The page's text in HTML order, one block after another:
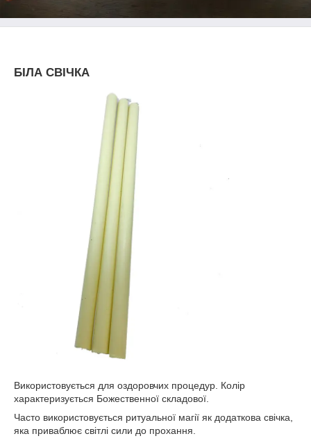
БІЛА СВІЧКА
Використовується для оздоровчих процедур. Колір
характеризується Божественної складової.
Часто використовується ритуальної магії як додаткова свічка,
яка приваблює світлі сили до прохання.